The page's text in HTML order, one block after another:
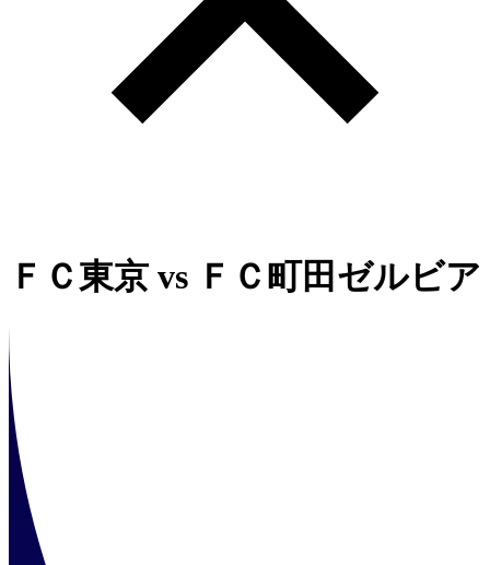
ＦＣ東京 vs ＦＣ町田ゼルビア